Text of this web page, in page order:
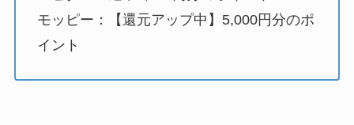
モッピー：【還元アップ中】5,000円分のポ
イント